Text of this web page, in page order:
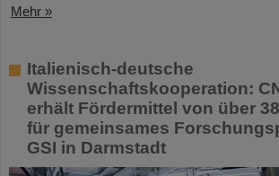
Mehr »
Italienisch-deutsche
Wissenschaftskooperation:
erhält Fördermittel von über
für gemeinsames
GSI in Darmstadt